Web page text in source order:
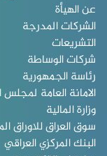
عن الهيأة
الشركات المدرجة
التشريعات
شركات الوساطة
رئاسة الجمهورية
الامانة العامة لمجلس
وزارة المالية
سوق العراق للاوراق
البنك المركزي العراقي